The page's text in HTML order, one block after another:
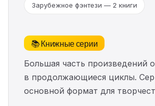
Зарубежное фэнтези — 2 книги
📚 Книжные серии
Большая часть произведений
в продолжающиеся циклы.
основной формат для